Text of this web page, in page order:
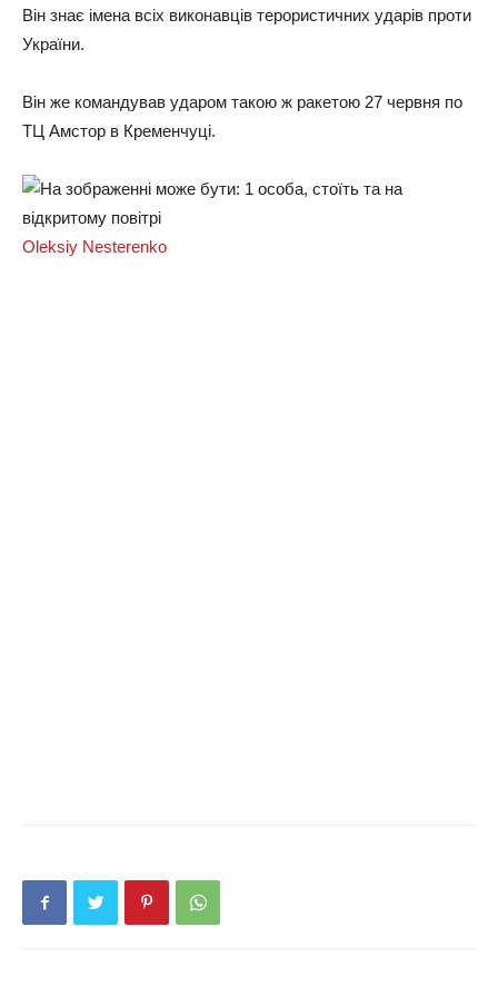
Він знає імена всіх виконавців терористичних ударів проти
України.
Він же командував ударом такою ж ракетою 27 червня по
ТЦ Амстор в Кременчуці.
Oleksiy Nesterenko